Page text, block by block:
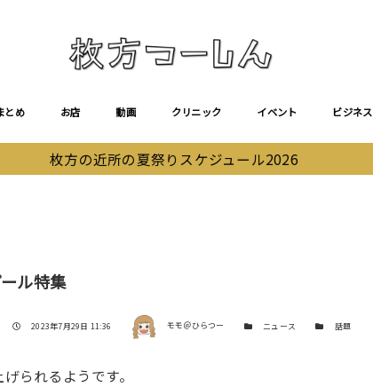
とめ お店 動画 クリニック イベント ビジネス
枚方の近所の夏祭りスケジュール2026
ル特集
投稿日
2023年7月29日 11:36 著者 モモ＠ひらつー カテゴリー
ニュース カテゴリー
話題
られるようです。